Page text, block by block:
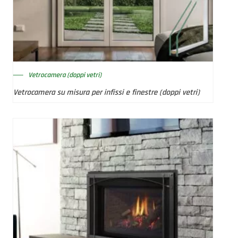
Vetrocamera (doppi vetri)
Vetrocamera su misura per infissi e finestre (doppi vetri)